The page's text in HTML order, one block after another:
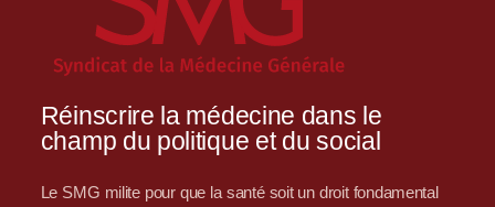
Réinscrire la médecine dans le
champ du politique et du social
Le SMG milite pour que la santé soit un droit fondamental